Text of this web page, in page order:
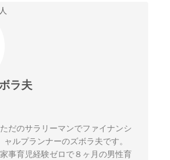
ラ夫
ただのサラリーマンでファイナンシ
ャルプランナーのズボラ夫です。
家事育児経験ゼロで８ヶ月の男性育